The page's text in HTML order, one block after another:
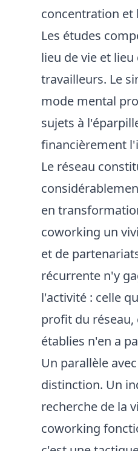
concentration et
Les études
lieu de vie et
travailleurs. Le
mode mental
sujets à
financièrement
Le réseau
en
coworking un
et de
récurrente n'y
l'activité : celle
profit du
établies n'en a
Un parallèle
distinction. Un
recherche de la
coworking